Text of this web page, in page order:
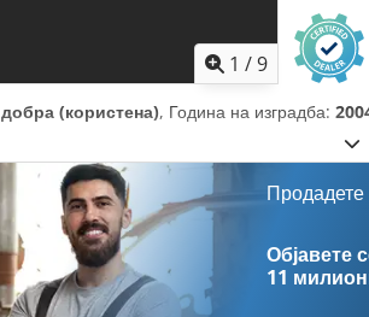
1 /9
добра (користена), Година на изградба:
Објавете
11